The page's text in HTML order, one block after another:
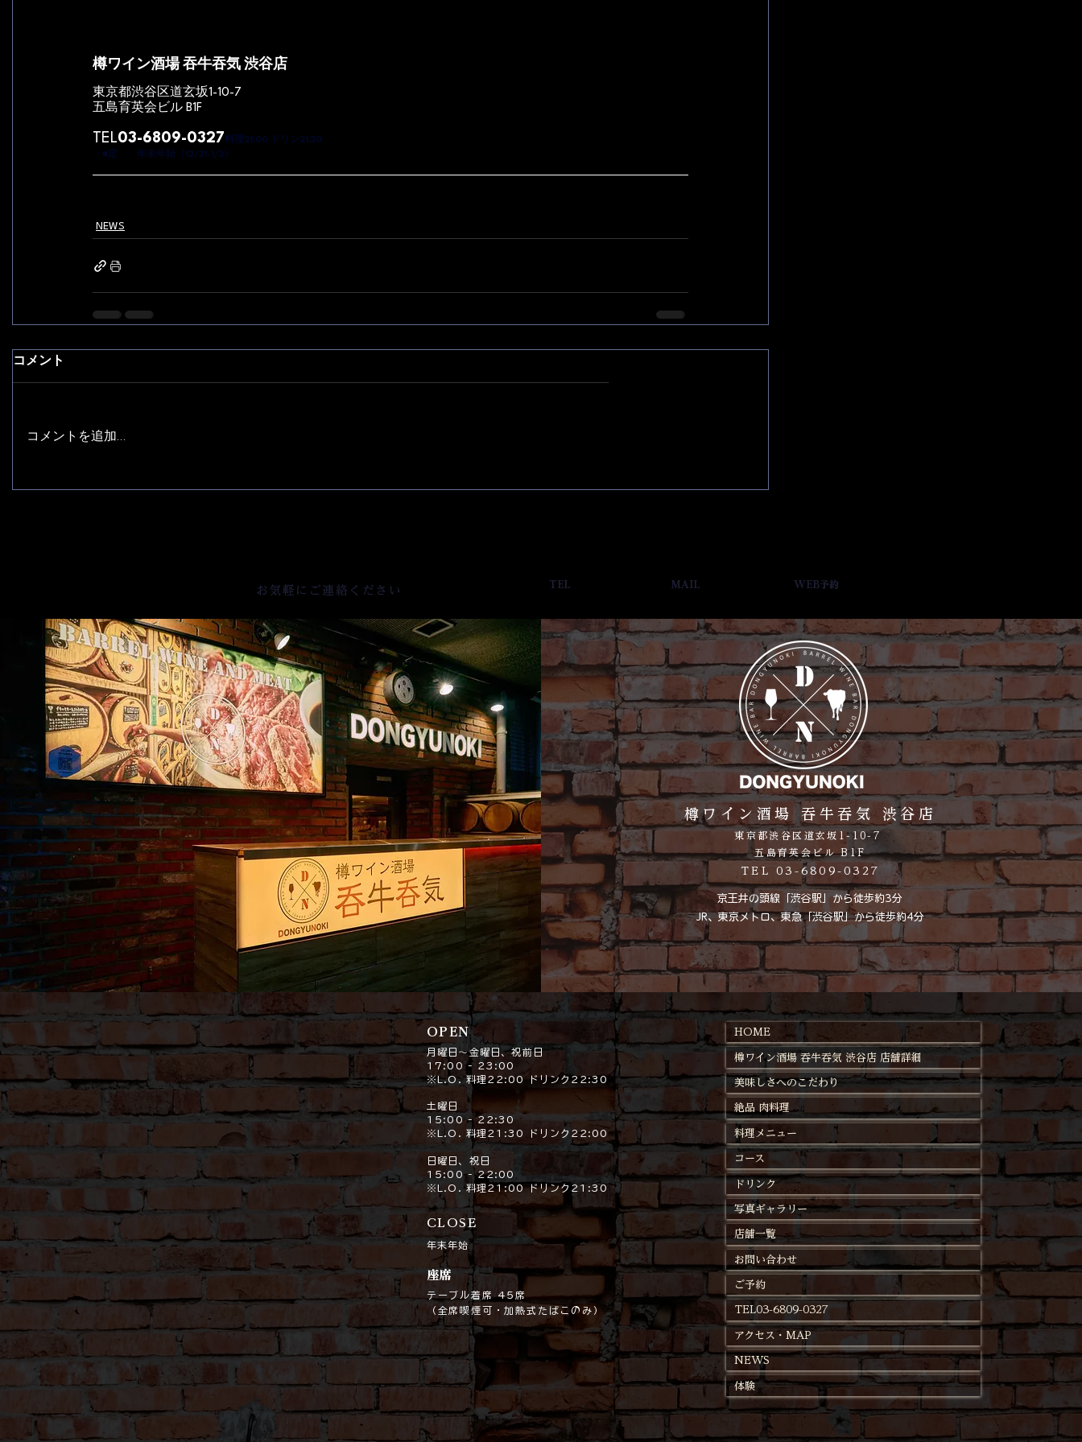
樽ワイン酒場 吞牛吞気 渋谷店
東京都渋谷区道玄坂1-10-7
五島育英会ビル B1F
TEL03-6809-0327料理21:00 ドリン21:30
・■定　　年末年始（12/31-1/3）
NEWS
コメント
コメントを追加…
お気軽にご連絡ください TEL MAIL WEB予約
樽ワイン酒場 吞牛吞気 渋谷店
東京都渋谷区道玄坂1-10-7
五島育英会ビル B1F
TEL 03-6809-0327
京王井の頭線「渋谷駅」から徒歩約3分
JR、東京メトロ、東急「渋谷駅」から徒歩約4分
OPEN
月曜日〜金曜日、祝前日
17:00 - 23:00
※L.O. 料理22:00 ドリンク22:30
​​土曜日
15:00 - 22:30
※L.O. 料理21:30 ドリンク22:00
日曜日、祝日
15:00 - 22:00
※L.O. 料理21:00 ドリンク21:30
CLOSE
年末年始
座席
テーブル着席 45席
（全席喫煙可・加熱式たばこのみ）
HOME
樽ワイン酒場 吞牛吞気 渋谷店 店舗詳細
美味しさへのこだわり
絶品 肉料理
料理メニュー
コース
ドリンク
写真ギャラリー
店舗一覧
お問い合わせ
ご予約
TEL03-6809-0327
アクセス・MAP
NEWS
体験